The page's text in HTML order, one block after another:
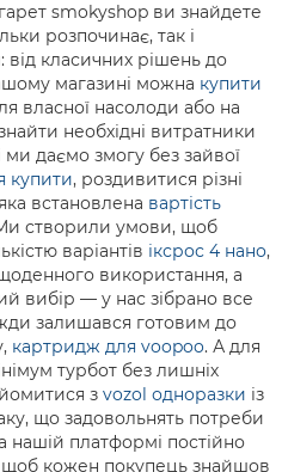
smokyshop ви знайдете
розпочинає, так і
класичних рішень до
магазині можна купити
власної насолоди або на
необхідні витратники
ми даємо змогу без зайвої
купити, роздивитися різні
встановлена вартість
створили умови, щоб
варіантів іксрос 4 нано,
використання, а
вибір — у нас зібрано все
залишався готовим до
картридж для voopoo. А для
турбот без лишніх
з vozol одноразки із
що задовольнять потреби
нашій платформі постійно
щоб кожен покупець знайшов